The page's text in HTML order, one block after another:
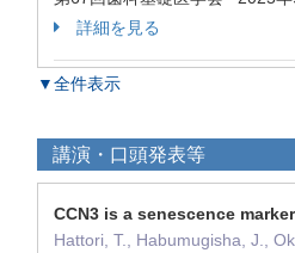
詳細を見る
▼全件表示
講演・口頭発表等
CCN3 is a senescence
Hattori, T., Habumugisha, J.,